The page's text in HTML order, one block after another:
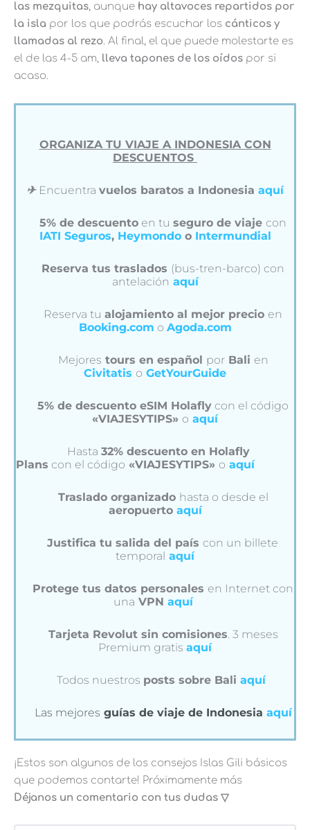
las mezquitas, aunque hay altavoces repartidos por
la isla por los que podrás escuchar los cánticos y
llamadas al rezo. Al final, el que puede molestarte es
el de las 4-5 am, lleva tapones de los oídos por si
acaso.
ORGANIZA TU VIAJE A INDONESIA CON
DESCUENTOS
✈︎ Encuentra vuelos baratos a Indonesia aquí
5% de descuento en tuseguro de viaje con
IATI Seguros, Heymondoo Intermundial
Reserva tus traslados (bus-tren-barco) con
antelación aquí
Reserva tu alojamiento al mejor precio en
Booking.com o Agoda.com
Mejores tours en español porBali en
Civitatis o GetYourGuide
5% de descuento eSIM Holafly con el código
«VIAJESYTIPS» o aquí
Hasta32% descuento en Holafly
Plans con el código «VIAJESYTIPS» o aquí
Traslado organizado hasta o desde el
aeropuerto aquí
Justifica tu salida del país con un billete
temporal aquí
Protege tus datos personales en Internet con
una VPN aquí
Tarjeta Revolut sin comisiones . 3 meses
Premium gratis aquí
Todos nuestros posts sobre Baliaquí
Las mejores guías de viaje de Indonesia aquí
¡Estos son algunos de los consejos Islas Gili básicos
que podemos contarte! Próximamente más
Déjanos un comentario con tus dudas ▽